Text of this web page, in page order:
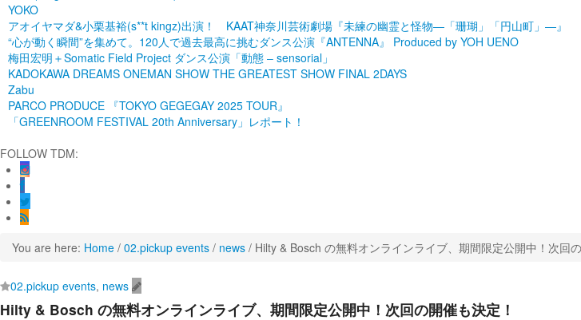
YOKO
アオイヤマダ&小栗基裕(s**t kingz)出演！ KAAT神奈川芸術劇場『未練の幽霊と怪物―「珊瑚」「円山町」―』
“心が動く瞬間”を集めて。120人で過去最高に挑むダンス公演『ANTENNA』 Produced by YOH UENO
梅田宏明＋Somatic Field Project ダンス公演「動態 ‒ sensorial」
KADOKAWA DREAMS ONEMAN SHOW THE GREATEST SHOW FINAL 2DAYS
Zabu
PARCO PRODUCE 『TOKYO GEGEGAY 2025 TOUR』
「GREENROOM FESTIVAL 20th Anniversary」レポート！
FOLLOW TDM:
You are here: Home / 02.pickup events / news / Hilty & Bosch の無料オンラインライブ、期間限定公開中！次回
02.pickup events, news
Hilty & Bosch の無料オンラインライブ、期間限定公開中！次回の開催も決定！